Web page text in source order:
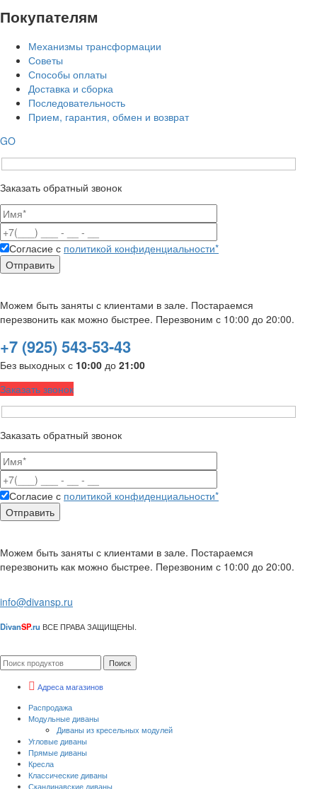
Покупателям
Механизмы трансформации
Советы
Способы оплаты
Доставка и сборка
Последовательность
Прием, гарантия, обмен и возврат
GO
Заказать обратный звонок
Согласие с политикой конфиденциальности*
Можем быть заняты с клиентами в зале. Постараемся
перезвонить как можно быстрее. Перезвоним с 10:00 до 20:00.
+7 (925) 543-53-43
Без выходных с 10:00 до 21:00
Заказать звонок
Заказать обратный звонок
Согласие с политикой конфиденциальности*
Можем быть заняты с клиентами в зале. Постараемся
перезвонить как можно быстрее. Перезвоним с 10:00 до 20:00.
info@divansp.ru
DivanSP.ru ВСЕ ПРАВА ЗАЩИЩЕНЫ.
Поиск
Адреса магазинов
Распродажа
Модульные диваны
Диваны из кресельных модулей
Угловые диваны
Прямые диваны
Кресла
Классические диваны
Скандинавские диваны